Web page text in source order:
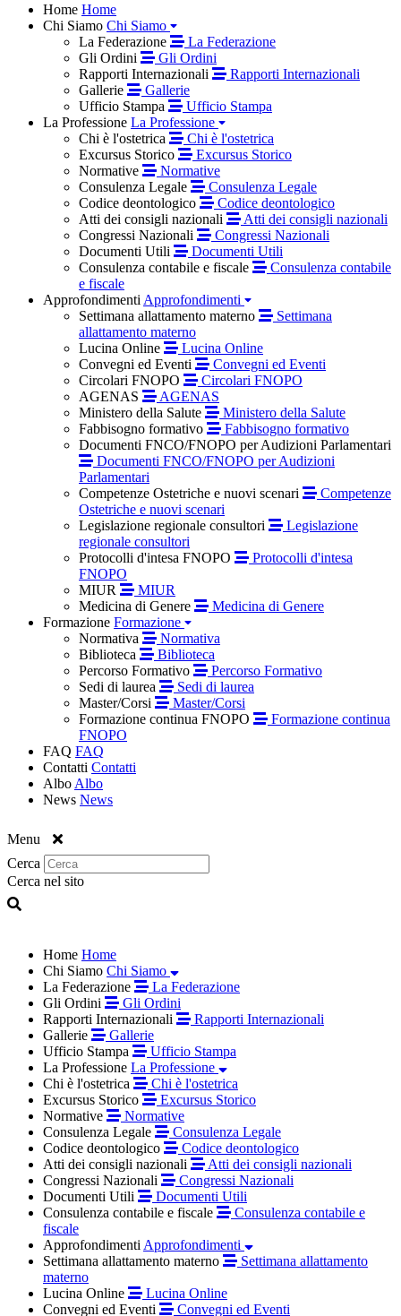
Home Home
Chi Siamo Chi Siamo
La Federazione
La Federazione
Gli Ordini
Gli Ordini
Rapporti Internazionali
Rapporti Internazionali
Gallerie
Gallerie
Ufficio Stampa
Ufficio Stampa
La Professione La Professione
Chi è l'ostetrica
Chi è l'ostetrica
Excursus Storico
Excursus Storico
Normative
Normative
Consulenza Legale
Consulenza Legale
Codice deontologico
Codice deontologico
Atti dei consigli nazionali
Atti dei consigli nazionali
Congressi Nazionali
Congressi Nazionali
Documenti Utili
Documenti Utili
Consulenza contabile e fiscale
Consulenza contabile
e fiscale
Approfondimenti Approfondimenti
Settimana allattamento materno
Settimana
allattamento materno
Lucina Online
Lucina Online
Convegni ed Eventi
Convegni ed Eventi
Circolari FNOPO
Circolari FNOPO
AGENAS
AGENAS
Ministero della Salute
Ministero della Salute
Fabbisogno formativo
Fabbisogno formativo
Documenti FNCO/FNOPO per Audizioni Parlamentari
Documenti FNCO/FNOPO per Audizioni
Parlamentari
Competenze Ostetriche e nuovi scenari
Competenze
Ostetriche e nuovi scenari
Legislazione regionale consultori
Legislazione
regionale consultori
Protocolli d'intesa FNOPO
Protocolli d'intesa
FNOPO
MIUR
MIUR
Medicina di Genere
Medicina di Genere
Formazione Formazione
Normativa
Normativa
Biblioteca
Biblioteca
Percorso Formativo
Percorso Formativo
Sedi di laurea
Sedi di laurea
Master/Corsi
Master/Corsi
Formazione continua FNOPO
Formazione continua
FNOPO
FAQ FAQ
Contatti Contatti
Albo Albo
News News
Menu
Cerca
Cerca nel sito
Home Home
Chi Siamo Chi Siamo
La Federazione
La Federazione
Gli Ordini
Gli Ordini
Rapporti Internazionali
Rapporti Internazionali
Gallerie
Gallerie
Ufficio Stampa
Ufficio Stampa
La Professione La Professione
Chi è l'ostetrica
Chi è l'ostetrica
Excursus Storico
Excursus Storico
Normative
Normative
Consulenza Legale
Consulenza Legale
Codice deontologico
Codice deontologico
Atti dei consigli nazionali
Atti dei consigli nazionali
Congressi Nazionali
Congressi Nazionali
Documenti Utili
Documenti Utili
Consulenza contabile e fiscale
Consulenza contabile e
fiscale
Approfondimenti Approfondimenti
Settimana allattamento materno
Settimana allattamento
materno
Lucina Online
Lucina Online
Convegni ed Eventi
Convegni ed Eventi